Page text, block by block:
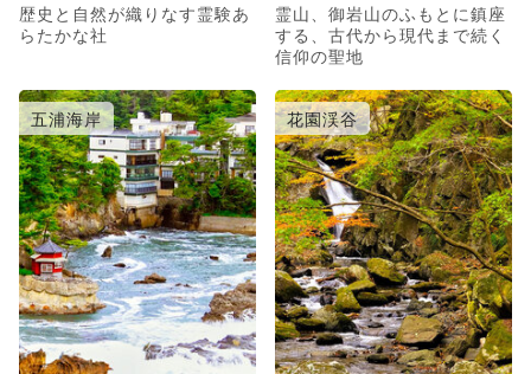
歴史と自然が織りなす霊験あ
らたかな社
霊山、御岩山のふもとに鎮座
する、古代から現代まで続く
信仰の聖地
五浦海岸 花園渓谷